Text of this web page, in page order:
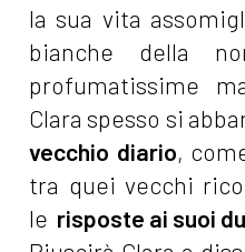
la sua vita
bianche della
profumatissime
Clara spesso si
vecchio diario,
tra quei vecchi
le risposte ai suoi